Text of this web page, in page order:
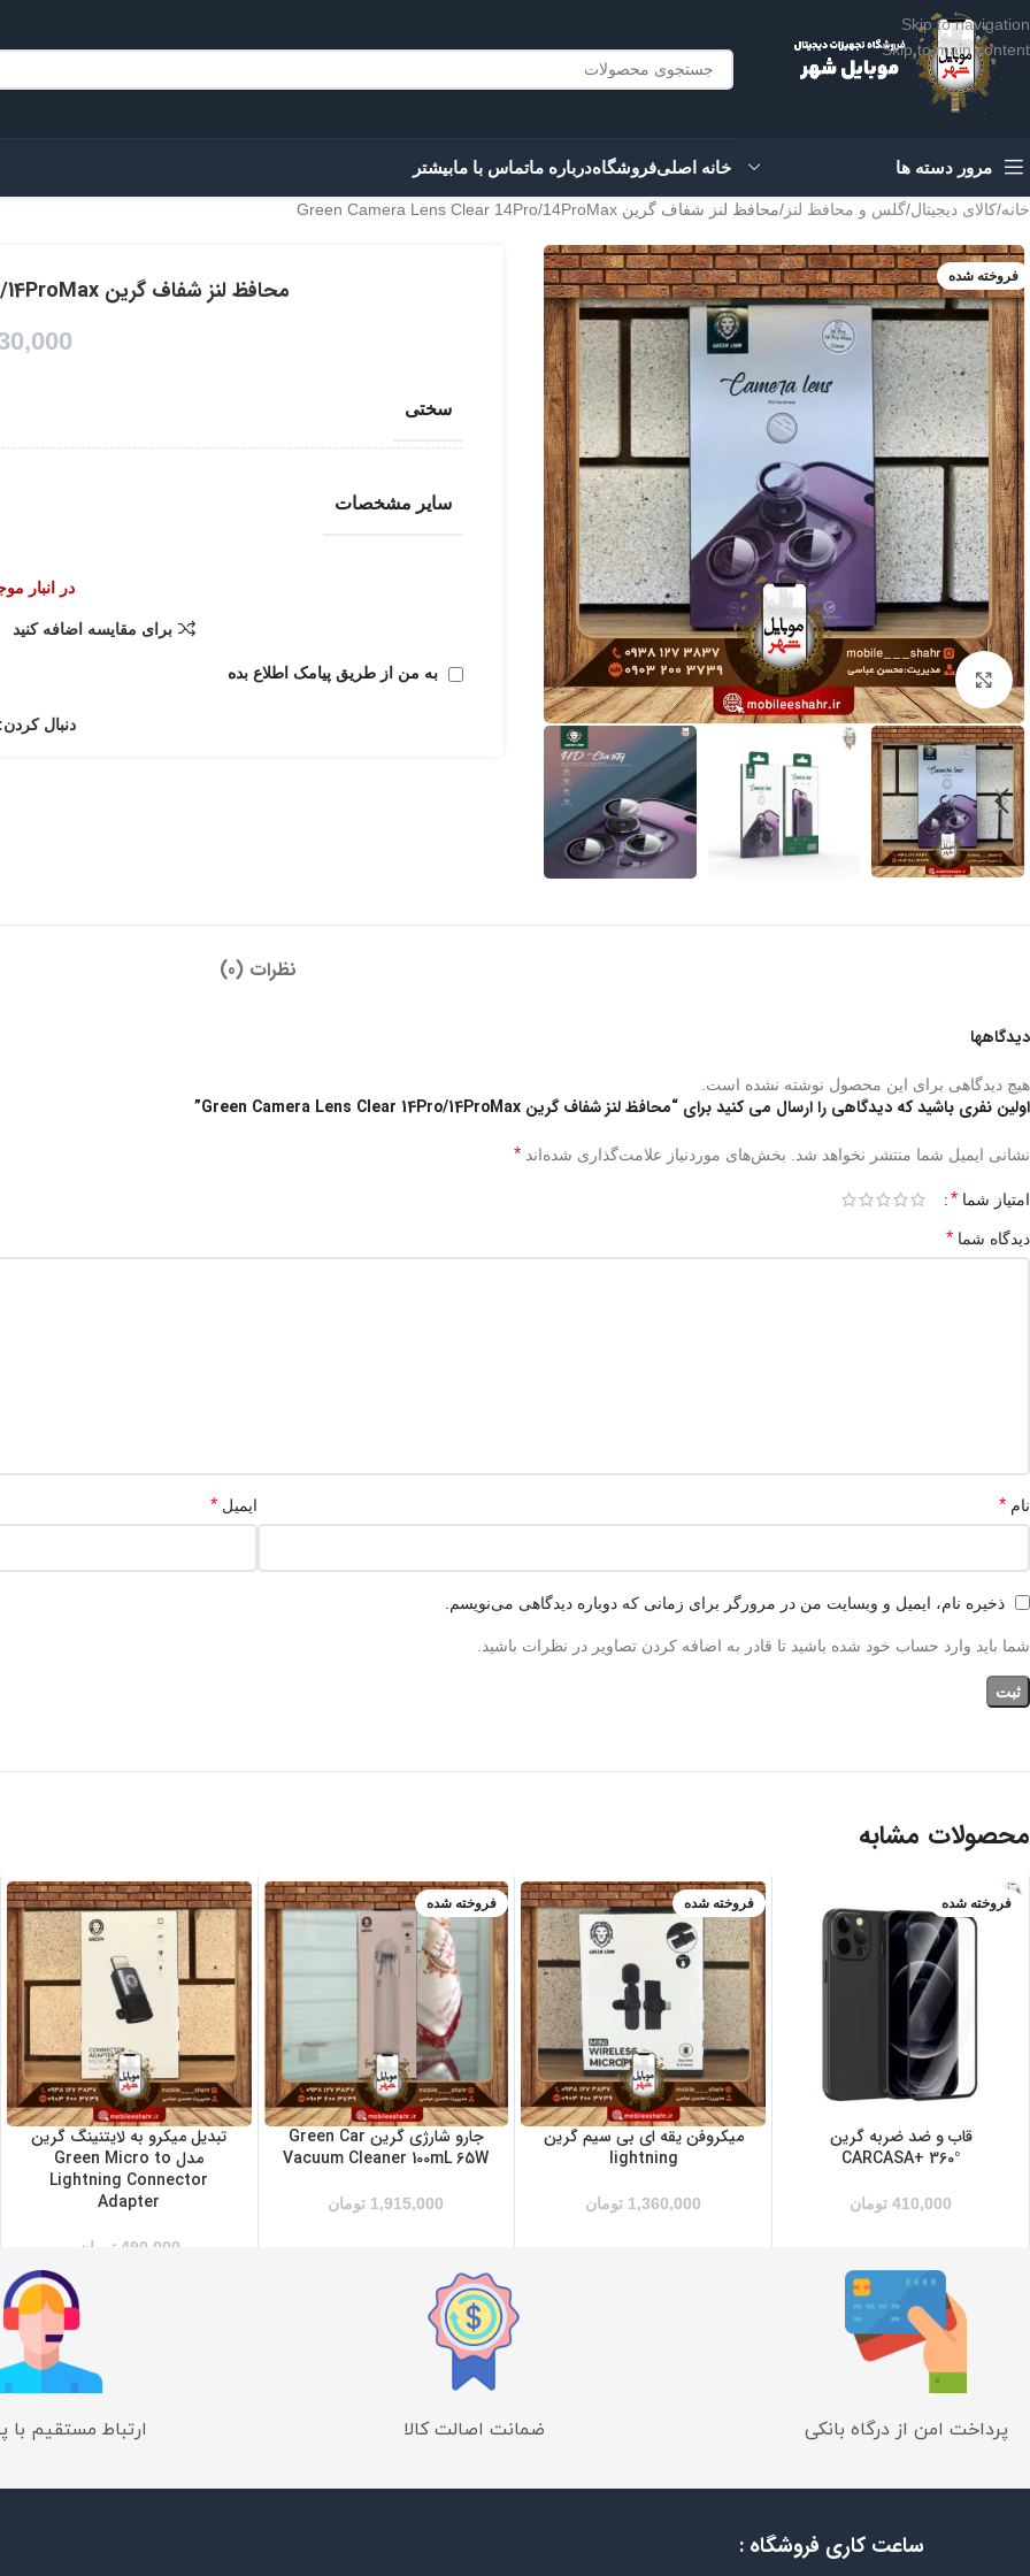
Skip to navigation
Skip to main content
مرور دسته ها خانه اصلیفروشگاهدرباره ماتماس با مابیشتر
خانه کالای دیجیتال گلس و محافظ لنز محافظ لنز شفاف گرین Green Camera Lens Clear 14Pro/14ProMax
فروخته شده
برای بزرگنمایی کلیک کنید
محافظ لنز شفاف گرین Green Camera Lens Clear 14Pro/14ProMax
سختی
سایر مشخصات
در انبار
برای مقایسه اضافه کنید
به من از طریق پیامک اطلاع بده
دنبال کردن:
نظرات (0)
دیدگاهها
هیچ دیدگاهی برای این محصول نوشته نشده است.
اولین نفری باشید که دیدگاهی را ارسال می کنید برای “محافظ لنز شفاف گرین Green Camera Lens Clear 14Pro/14ProMax”
نشانی ایمیل شما منتشر نخواهد شد. بخش‌های موردنیاز علامت‌گذاری شده‌اند *
امتیاز شما *
دیدگاه شما *
نام * ایمیل *
ذخیره نام، ایمیل و وبسایت من در مرورگر برای زمانی که دوباره دیدگاهی می‌نویسم.
شما باید وارد حساب خود شده باشید تا قادر به اضافه کردن تصاویر در نظرات باشید.
محصولات مشابه
فروخته شده
IPHONE 13 PR
IPHONE 13 PR
O MAX
قاب و ضد ضربه گرین
°CARCASA+ 360
410,000 تومان
فروخته شده
میکروفن یقه ای بی سیم گرین
lightning
1,360,000 تومان
فروخته شده
جارو شارژی گرین Green Car
Vacuum Cleaner 100mL 65W
1,915,000 تومان
تبدیل میکرو به لایتنینگ گرین
مدل Green Micro to
Lightning Connector
Adapter
490,000 تومان
پرداخت امن از درگاه بانکی ضمانت اصالت کالا ارتباط مستقیم با
ساعت کاری فروشگاه :